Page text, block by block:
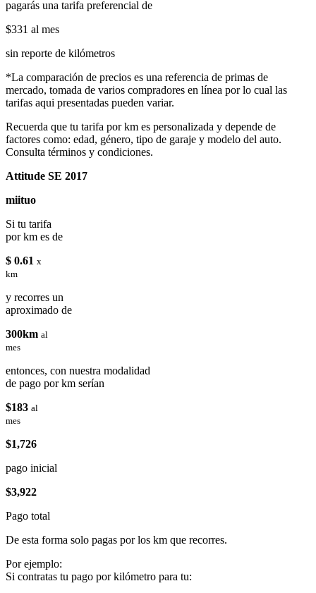
pagarás una tarifa preferencial de
$331 al mes
sin reporte de kilómetros
*La comparación de precios es una referencia de primas de
mercado, tomada de varios compradores en línea por lo cual las
tarifas aqui presentadas pueden variar.
Recuerda que tu tarifa por km es personalizada y depende de
factores como: edad, género, tipo de garaje y modelo del auto.
Consulta términos y condiciones.
Attitude SE 2017
miituo
Si tu tarifa
por km es de
$ 0.61 x
km
y recorres un
aproximado de
300km al
mes
entonces, con nuestra modalidad
de pago por km serían
$183 al
mes
$1,726
pago inicial
$3,922
Pago total
De esta forma solo pagas por los km que recorres.
Por ejemplo:
Si contratas tu pago por kilómetro para tu: